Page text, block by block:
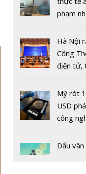
phạm
nạn
Hà Nội
Cổng
điện tử,
Mỹ rót
USD
công
Dấu